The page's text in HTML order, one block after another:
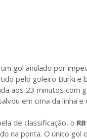
gol anulado por
pelo goleiro Bürki
aos 23 minutos com
em cima da linha e
de classificação, o
na ponta. O único